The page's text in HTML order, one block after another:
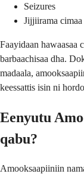
Seizures
Jijjiirama cimaa
Faayidaan hawaasaa
barbaachisaa dha.
madaala,
keessattis isin ni
Eenyutu
qabu?
Amooksaapiiniin